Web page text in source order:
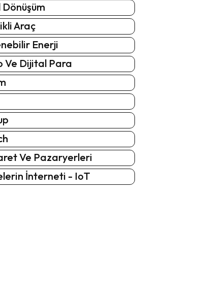
Araç
Enerji
Ve Dijital Para
Ve Pazaryerleri
İnterneti - IoT